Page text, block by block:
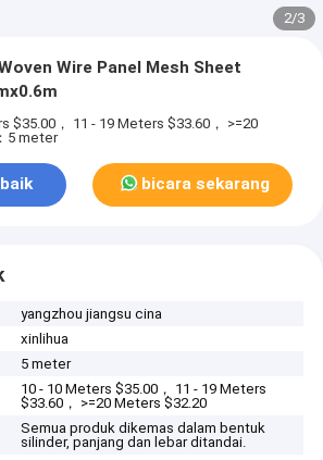
2/3
Wire Panel Mesh Sheet
$35.00， 11 - 19 Meters $33.60， >=20
5 meter
bicara sekarang
yangzhou jiangsu cina
xinlihua
5 meter
10 - 10 Meters $35.00， 11 - 19 Meters
$33.60， >=20 Meters $32.20
Semua produk dikemas dalam bentuk
silinder, panjang dan lebar ditandai.